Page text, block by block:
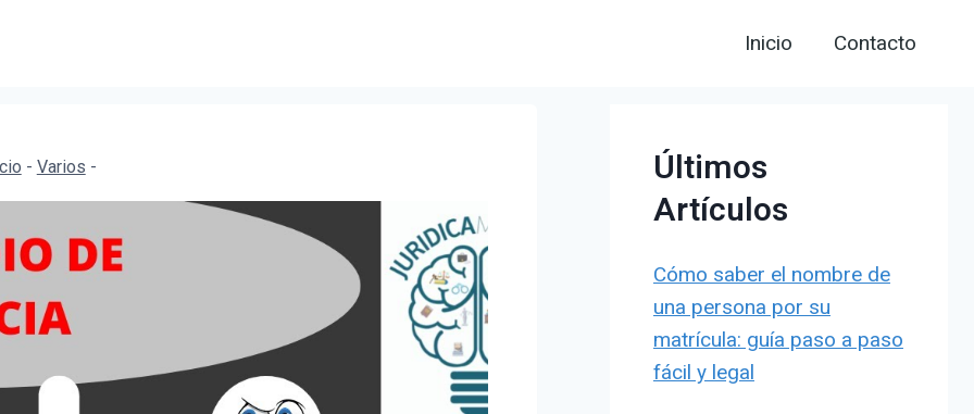
Inicio Contacto
- Varios -
Últimos
Artículos
Cómo saber el nombre de
una persona por su
matrícula: guía paso a paso
fácil y legal